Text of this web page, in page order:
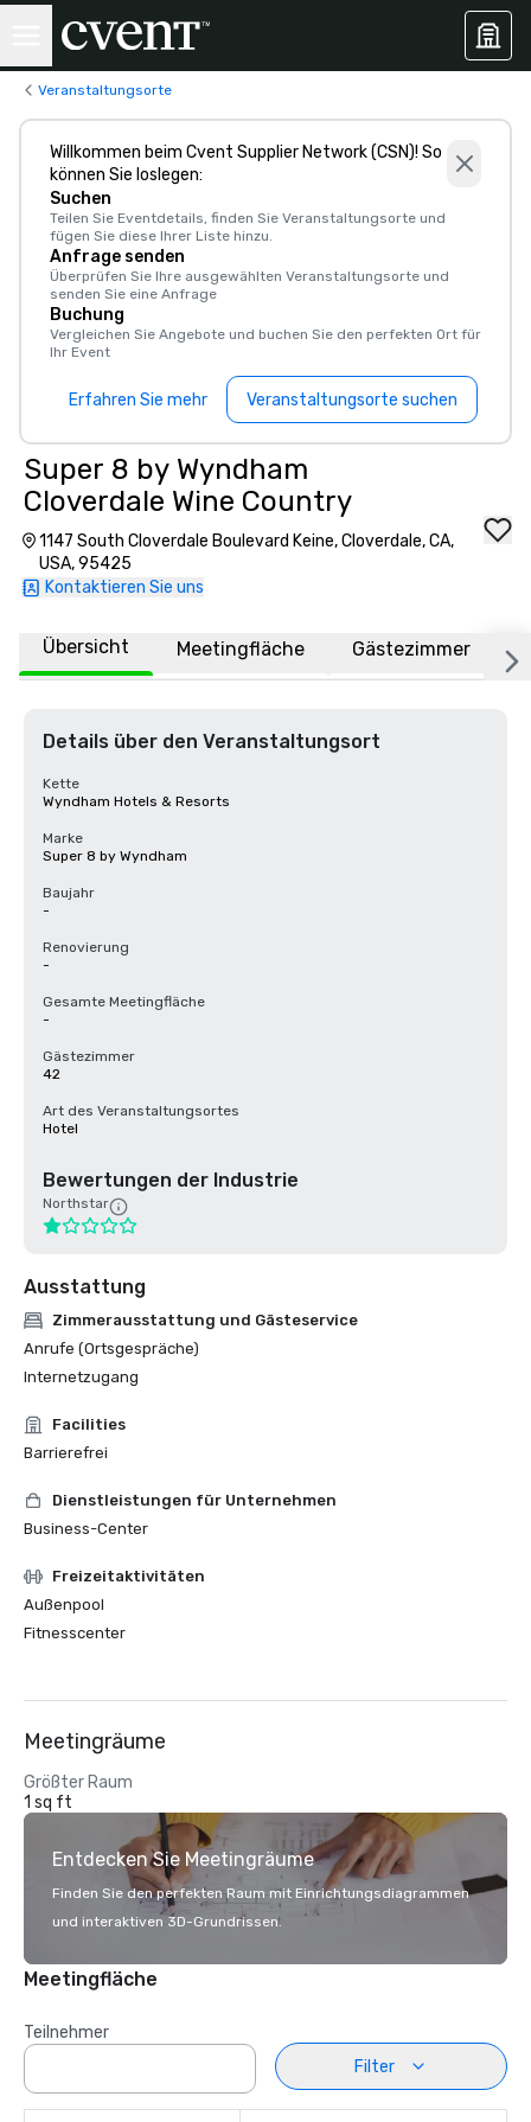
Veranstaltungsorte
Willkommen beim Cvent Supplier Network (CSN)! So
können Sie loslegen:
Suchen
Teilen Sie Eventdetails, finden Sie Veranstaltungsorte und
fügen Sie diese Ihrer Liste hinzu.
Anfrage senden
Überprüfen Sie Ihre ausgewählten Veranstaltungsorte und
senden Sie eine Anfrage
Buchung
Vergleichen Sie Angebote und buchen Sie den perfekten Ort für
Ihr Event
Erfahren Sie mehr Veranstaltungsorte suchen
Super 8 by Wyndham
Cloverdale Wine Country
1147 South Cloverdale Boulevard Keine, Cloverdale, CA,
USA, 95425
Kontaktieren Sie uns
Übersicht Meetingfläche Gästezimmer
Details über den Veranstaltungsort
Kette
Wyndham Hotels & Resorts
Marke
Super 8 by Wyndham
Baujahr
-
Renovierung
-
Gesamte Meetingfläche
-
Gästezimmer
42
Art des Veranstaltungsortes
Hotel
Bewertungen der Industrie
Northstar
Ausstattung
Zimmerausstattung und Gästeservice
Anrufe (Ortsgespräche)
Internetzugang
Facilities
Barrierefrei
Dienstleistungen für Unternehmen
Business-Center
Freizeitaktivitäten
Außenpool
Fitnesscenter
Meetingräume
Größter Raum
1 sq ft
Entdecken Sie Meetingräume
Finden Sie den perfekten Raum mit Einrichtungsdiagrammen
und interaktiven 3D-Grundrissen.
Meetingfläche
Teilnehmer
Filter